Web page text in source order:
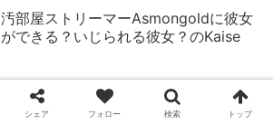
汚部屋ストリーマーAsmongoldに彼女
ができる？いじられる彼女？のKaise
マケイラが離婚裁判でもめている？新
恋人を褒め、元夫に悪口 元夫は証拠
シェア フォロー 検索 トップ